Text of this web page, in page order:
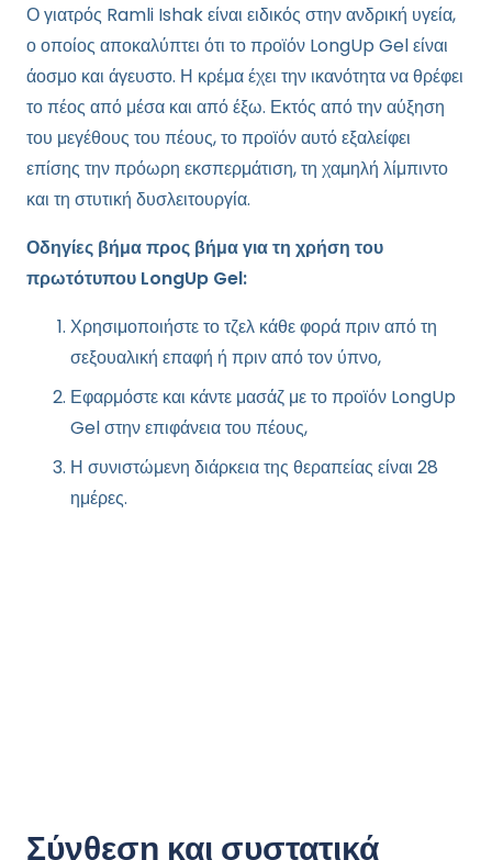
Ο γιατρός Ramli Ishak είναι ειδικός στην ανδρική υγεία,
ο οποίος αποκαλύπτει ότι το προϊόν LongUp Gel είναι
άοσμο και άγευστο. Η κρέμα έχει την ικανότητα να θρέφει
το πέος από μέσα και από έξω. Εκτός από την αύξηση
του μεγέθους του πέους, το προϊόν αυτό εξαλείφει
επίσης την πρόωρη εκσπερμάτιση, τη χαμηλή λίμπιντο
και τη στυτική δυσλειτουργία.
Οδηγίες βήμα προς βήμα για τη χρήση του
πρωτότυπου LongUp Gel:
Χρησιμοποιήστε το τζελ κάθε φορά πριν από τη
σεξουαλική επαφή ή πριν από τον ύπνο,
Εφαρμόστε και κάντε μασάζ με το προϊόν LongUp
Gel στην επιφάνεια του πέους,
Η συνιστώμενη διάρκεια της θεραπείας είναι 28
ημέρες.
Σύνθεση και συστατικά